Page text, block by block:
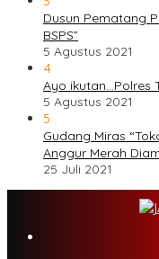
Dusun Pematang
BSPS”
5 Agustus 2021
4
Ayo ikutan…Polres
5 Agustus 2021
5
Gudang Miras
Anggur Merah
25 Juli 2021